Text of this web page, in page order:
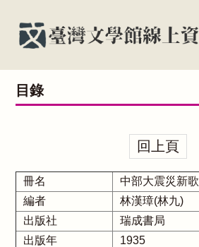
目錄
回上頁
冊名
中部大震災新歌
編者
林漢璋(林九)
出版社
瑞成書局
出版年
1935